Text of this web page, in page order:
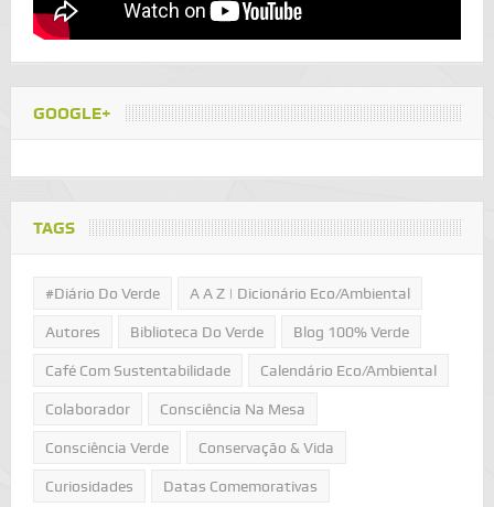
GOOGLE+
TAGS
#Diário Do Verde A A Z | Dicionário Eco/Ambiental
Autores Biblioteca Do Verde Blog 100% Verde
Café Com Sustentabilidade Calendário Eco/Ambiental
Colaborador Consciência Na Mesa
Consciência Verde Conservação & Vida
Curiosidades Datas Comemorativas